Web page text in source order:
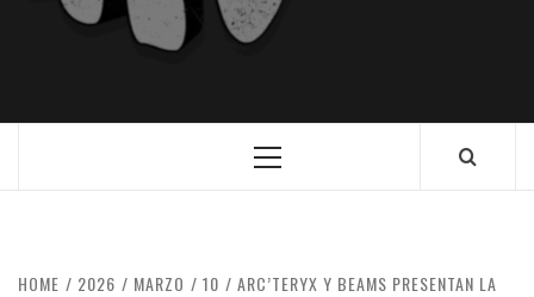
HOME 2026 MARZO 10
ARC’TERYX Y BEAMS PRESENTAN LA